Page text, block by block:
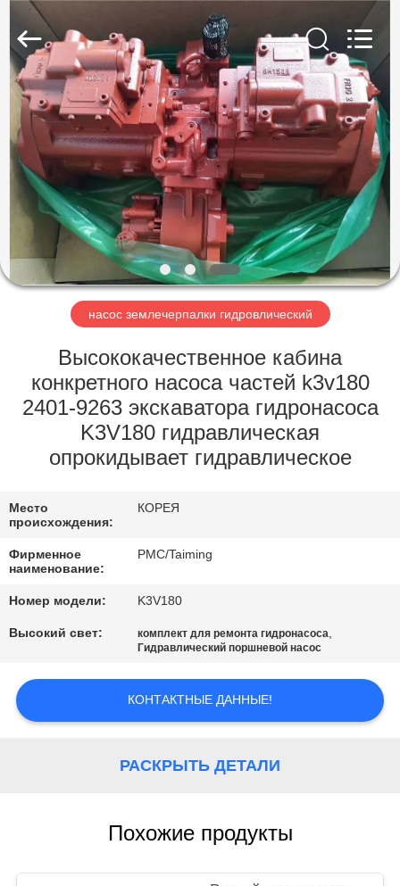
ДОМ
ПРОДУКТЫ
О
ПУТЕШЕСТВИЕ
ФАБРИКИ
ПРОВЕРКА
КАЧЕСТВА
СВЯЖИТЕСЬ
СПРОСИТЕ
ЦИТАТУ
КАРТА
PRIVACY
Taiming
Hydraulic
Technology
Co.,
Ltd.
Rights
Reserved.
насос землечерпалки гидровлический
Высококачественное кабина
конкретного насоса частей k3v180
2401-9263 экскаватора гидронасоса
K3V180 гидравлическая
опрокидывает гидравлическое
Место
происхождения:
КОРЕЯ
Фирменное
наименование:
PMC/Taiming
Номер модели: K3V180
Высокий свет: комплект для ремонта гидронасоса,
Гидравлический поршневой насос
КОНТАКТНЫЕ ДАННЫЕ!
РАСКРЫТЬ ДЕТАЛИ
Похожие продукты